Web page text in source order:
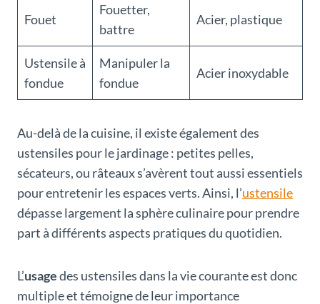
Fouet
Fouetter,
battre
Acier, plastique
Ustensile à
fondue
Manipuler la
fondue
Acier inoxydable
Au-delà de la cuisine, il existe également des
ustensiles pour le jardinage : petites pelles,
sécateurs, ou râteaux s’avèrent tout aussi essentiels
pour entretenir les espaces verts. Ainsi, l’ustensile
dépasse largement la sphère culinaire pour prendre
part à différents aspects pratiques du quotidien.
L’usagedes ustensiles dans la vie courante est donc
multiple et témoigne de leur importance